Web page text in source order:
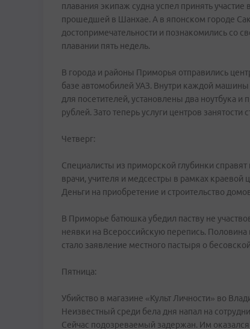
плавания экипаж судна успел принять
прошедшей в Шанхае. А в японском городе
достопримечательности и познакомились со
плавании пять недель.
В города и районы Приморья отправились
базе автомобилей УАЗ. Внутри каждой машины
для посетителей, установлены два ноутбука
рублей. Зато теперь услуги центров
Четверг:
Специалисты из приморской глубинки
врачи, учителя и медсестры в рамках
Деньги на приобретение и строительство
В Приморье батюшка убедил паству не
неявки на Всероссийскую перепись.
стало заявление местного пастыря о
Пятница:
Убийство в магазине «Культ Личности» во
Неизвестный среди бела дня напал на
Сейчас подозреваемый задержан. Им